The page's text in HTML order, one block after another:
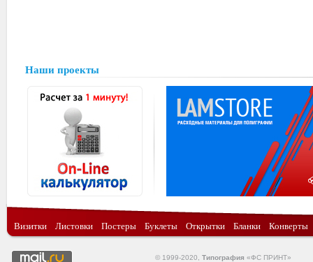
Наши проекты
Визитки Листовки Постеры Буклеты Открытки Бланки Конверты
© 1999-2020, Типография «ФС ПРИНТ»